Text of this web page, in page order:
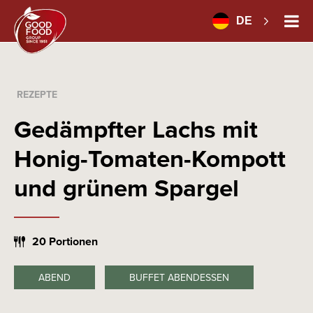
DE
REZEPTE
Gedämpfter Lachs mit
Honig-Tomaten-Kompott
und grünem Spargel
20 Portionen
ABEND BUFFET ABENDESSEN